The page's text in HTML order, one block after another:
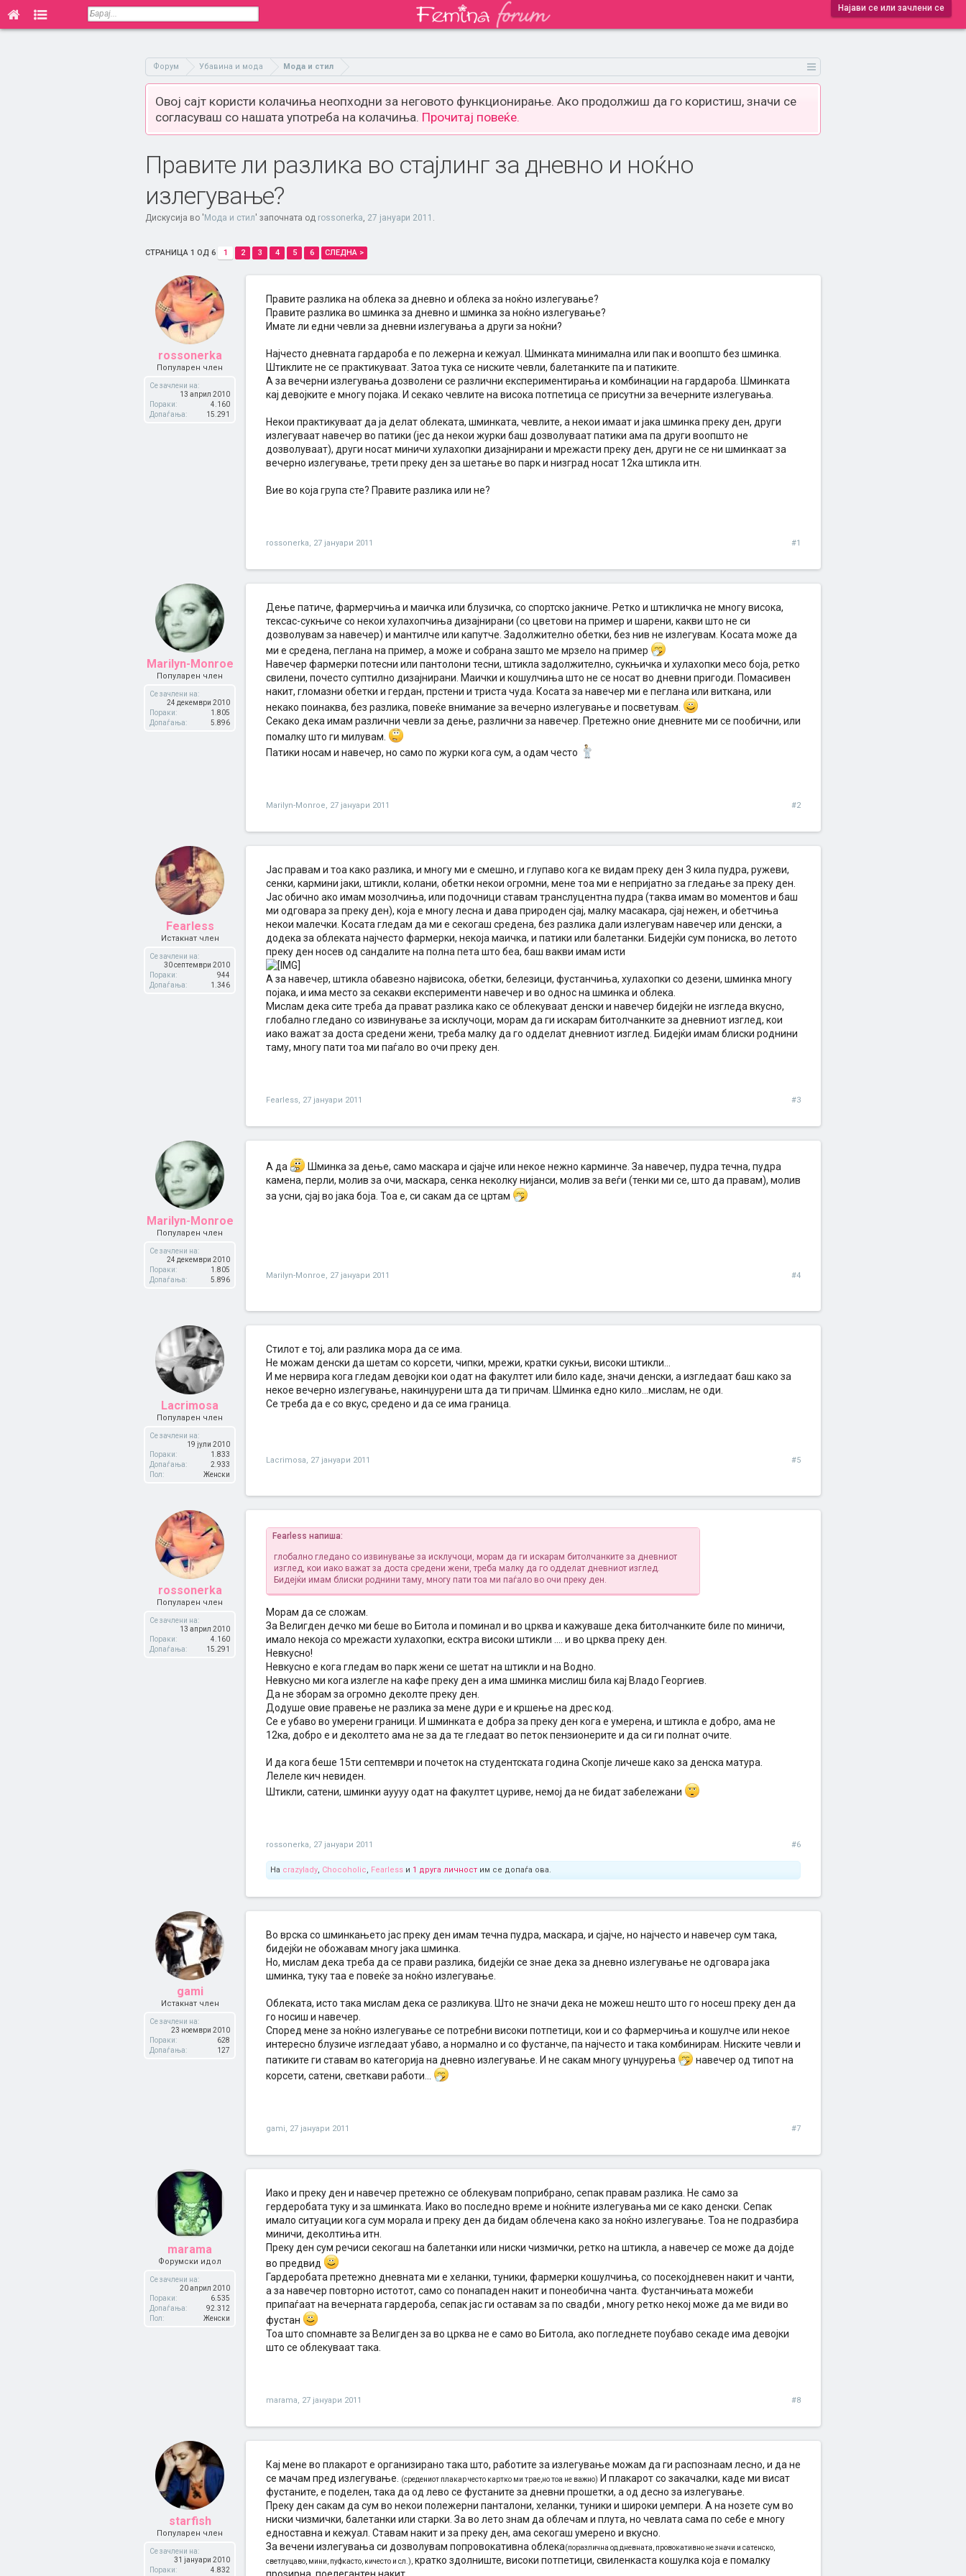
Најави се или зачлени се
Форум Убавина и мода Мода и стил
Овој сајт користи колачиња неопходни за неговото функционирање. Ако продолжиш да го користиш, значи се
согласуваш со нашата употреба на колачиња. Прочитај повеќе.
Правите ли разлика во стајлинг за дневно и ноќно
излегување?
Дискусија во ' Мода и стил' започната од rossonerka, 27 јануари 2011 .
СТРАНИЦА 1 ОД 6 1 2 3 4 5 6 СЛЕДНА >
rossonerka
Популарен член
Се зачлени на:
13 април 2010
Пораки:
4.160
Допаѓања:
15.291
Правите разлика на облека за дневно и облека за ноќно излегување?
Правите разлика во шминка за дневно и шминка за ноќно излегување?
Имате ли едни чевли за дневни излегувања а други за ноќни?
Најчесто дневната гардароба е по лежерна и кежуал. Шминката минимална или пак и воопшто без шминка.
Штиклите не се практикуваат. Затоа тука се ниските чевли, балетанките па и патиките.
А за вечерни излегувања дозволени се различни експериментирања и комбинации на гардароба. Шминката
кај девојките е многу појака. И секако чевлите на висока потпетица се присутни за вечерните излегувања.
Некои практикуваат да ја делат облеката, шминката, чевлите, а некои имаат и јака шминка преку ден, други
излегуваат навечер во патики (јес да некои журки баш дозволуваат патики ама па други воопшто не
дозволуваат), други носат миничи хулахопки дизајнирани и мрежасти преку ден, други не се ни шминкаат за
вечерно излегување, трети преку ден за шетање во парк и низград носат 12ка штикла итн.
Вие во која група сте? Правите разлика или не?
rossonerka, 27 јануари 2011 #1
Marilyn-Monroe
Популарен член
Се зачлени на:
24 декември 2010
Пораки:
1.805
Допаѓања:
5.896
Дење патиче, фармерчиња и маичка или блузичка, со спортско јакниче. Ретко и штикличка не многу висока,
тексас-сукњиче со некои хулахопчиња дизајнирани (со цветови на пример и шарени, какви што не си
дозволувам за навечер) и мантилче или капутче. Задолжително обетки, без нив не излегувам. Косата може да
ми е средена, пеглана на пример, а може и собрана зашто ме мрзело на пример
Навечер фармерки потесни или пантолони тесни, штикла задолжително, сукњичка и хулахопки месо боја, ретко
свилени, почесто суптилно дизајнирани. Маички и кошулчиња што не се носат во дневни пригоди. Помасивен
накит, гломазни обетки и гердан, прстени и триста чуда. Косата за навечер ми е пеглана или виткана, или
некако поинаква, без разлика, повеќе внимание за вечерно излегување и посветувам.
Секако дека имам различни чевли за дење, различни за навечер. Претежно оние дневните ми се пообични, или
помалку што ги милувам.
Патики носам и навечер, но само по журки кога сум, а одам често
Marilyn-Monroe, 27 јануари 2011 #2
Fearless
Истакнат член
Се зачлени на:
30 септември 2010
Пораки:
944
Допаѓања:
1.346
Јас правам и тоа како разлика, и многу ми е смешно, и глупаво кога ке видам преку ден 3 кила пудра, ружеви,
сенки, кармини јаки, штикли, колани, обетки некои огромни, мене тоа ми е непријатно за гледање за преку ден.
Јас обично ако имам мозолчиња, или подочници ставам транслуцентна пудра (таква имам во моментов и баш
ми одговара за преку ден), која е многу лесна и дава природен сјај, малку масакара, сјај нежен, и обетчиња
некои малечки. Косата гледам да ми е секогаш средена, без разлика дали излегувам навечер или денски, а
додека за облеката најчесто фармерки, некоја маичка, и патики или балетанки. Бидејќи сум пониска, во летото
преку ден носев од сандалите на полна пета што беа, баш вакви имам исти
А за навечер, штикла обавезно највисока, обетки, белезици, фустанчиња, хулахопки со дезени, шминка многу
појака, и има место за секакви експерименти навечер и во однос на шминка и облека.
Мислам дека сите треба да прават разлика како се облекуваат денски и навечер бидејќи не изгледа вкусно,
глобално гледано со извинување за исклучоци, морам да ги искарам битолчанките за дневниот изглед, кои
иако важат за доста средени жени, треба малку да го одделат дневниот изглед. Бидејќи имам блиски роднини
таму, многу пати тоа ми паѓало во очи преку ден.
Fearless, 27 јануари 2011 #3
Marilyn-Monroe
Популарен член
Се зачлени на:
24 декември 2010
Пораки:
1.805
Допаѓања:
5.896
А да
Шминка за дење, само маскара и сјајче или некое нежно карминче. За навечер, пудра течна, пудра
камена, перли, молив за очи, маскара, сенка неколку нијанси, молив за веѓи (тенки ми се, што да правам), молив
за усни, сјај во јака боја. Тоа е, си сакам да се цртам
Marilyn-Monroe, 27 јануари 2011 #4
Lacrimosa
Популарен член
Се зачлени на:
19 јули 2010
Пораки:
1.833
Допаѓања:
2.933
Пол:
Женски
Стилот е тој, али разлика мора да се има.
Не можам денски да шетам со корсети, чипки, мрежи, кратки сукњи, високи штикли...
И ме нервира кога гледам девојки кои одат на факултет или било каде, значи денски, а изгледаат баш како за
некое вечерно излегување, накинџурени шта да ти причам. Шминка едно кило...мислам, не оди.
Се треба да е со вкус, средено и да се има граница.
Lacrimosa, 27 јануари 2011 #5
rossonerka
Популарен член
Се зачлени на:
13 април 2010
Пораки:
4.160
Допаѓања:
15.291
Fearless напиша:
глобално гледано со извинување за исклучоци, морам да ги искарам битолчанките за дневниот
изглед, кои иако важат за доста средени жени, треба малку да го одделат дневниот изглед.
Бидејќи имам блиски роднини таму, многу пати тоа ми паѓало во очи преку ден.
Морам да се сложам.
За Велигден дечко ми беше во Битола и поминал и во црква и кажуваше дека битолчанките биле по миничи,
имало некоја со мрежасти хулахопки, есктра високи штикли .... и во црква преку ден.
Невкусно!
Невкусно е кога гледам во парк жени се шетат на штикли и на Водно.
Невкусно ми кога излегле на кафе преку ден а има шминка мислиш била кај Владо Георгиев.
Да не зборам за огромно деколте преку ден.
Додуше овие правење не разлика за мене дури е и кршење на дрес код.
Се е убаво во умерени граници. И шминката е добра за преку ден кога е умерена, и штикла е добро, ама не
12ка, добро е и деколтето ама не за да те гледаат во петок пензионерите и да си ги полнат очите.
И да кога беше 15ти септември и почеток на студентската година Скопје личеше како за денска матура.
Лелеле кич невиден.
Штикли, сатени, шминки ауууу одат на факултет цуриве, немој да не бидат забележани
rossonerka, 27 јануари 2011 #6
На crazylady, Chocoholic, Fearless и 1 друга личност им се допаѓа ова.
gami
Истакнат член
Се зачлени на:
23 ноември 2010
Пораки:
628
Допаѓања:
127
Во врска со шминкањето јас преку ден имам течна пудра, маскара, и сјајче, но најчесто и навечер сум така,
бидејќи не обожавам многу јака шминка.
Но, мислам дека треба да се прави разлика, бидејќи се знае дека за дневно излегување не одговара јака
шминка, туку таа е повеќе за ноќно излегување.
Облеката, исто така мислам дека се разликува. Што не значи дека не можеш нешто што го носеш преку ден да
го носиш и навечер.
Според мене за ноќно излегување се потребни високи потпетици, кои и со фармерчиња и кошулче или некое
интересно блузиче изгледаат убаво, а нормално и со фустанче, па најчесто и така комбинирам. Ниските чевли и
патиките ги ставам во категорија на дневно излегување. И не сакам многу џунџурења
навечер од типот на
корсети, сатени, светкави работи...
gami, 27 јануари 2011 #7
marama
Форумски идол
Се зачлени на:
20 април 2010
Пораки:
6.535
Допаѓања:
92.312
Пол:
Женски
Иако и преку ден и навечер претежно се облекувам поприбрано, сепак правам разлика. Не само за
гердеробата туку и за шминката. Иако во последно време и ноќните излегувања ми се како денски. Сепак
имало ситуации кога сум морала и преку ден да бидам облечена како за ноќно излегување. Тоа не подразбира
миничи, деколтиња итн.
Преку ден сум речиси секогаш на балетанки или ниски чизмички, ретко на штикла, а навечер се може да дојде
во предвид
Гардеробата претежно дневната ми е хеланки, туники, фармерки кошулчиња, со посекојдневен накит и чанти,
а за навечер повторно истотот, само со понападен накит и понеобична чанта. Фустанчињата можеби
припаѓаат на вечерната гардероба, сепак јас ги оставам за по свадби , многу ретко некој може да ме види во
фустан
Тоа што спомнавте за Велигден за во црква не е само во Битола, ако погледнете поубаво секаде има девојки
што се облекуваат така.
marama, 27 јануари 2011 #8
starfish
Популарен член
Се зачлени на:
31 јануари 2010
Пораки:
4.832
Кај мене во плакарот е организирано така што, работите за излегување можам да ги распознаам лесно, и да не
се мачам пред излегување.
(средениот плакар често картко ми трае,но тоа не важно) И плакарот со закачалки, каде ми висат
фустаните, е поделен, така да од лево се фустаните за дневни прошетки, а од десно за излегување.
Преку ден сакам да сум во некои полежерни панталони, хеланки, туники и широки џемпери. А на нозете сум во
ниски чизмички, балетанки или старки. За во лето знам да облечам и плута, но чевлата сама по себе е многу
едноставна и кежуал. Ставам накит и за преку ден, ама секогаш умерено и вкусно.
За вечени излегувања си дозволувам попровокативна облека(поразлична од дневната, провокативно не значи и сатенско,
светлуцаво, мини, пуфкасто, кичесто и сл.), кратко здолниште, високи потпетици, свиленкаста кошулка која е помалку